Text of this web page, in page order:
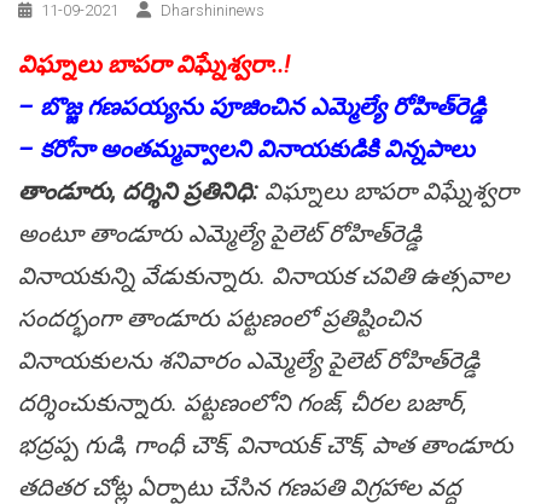
11-09-2021 Dharshininews
విఘ్నాలు బాప‌రా విఘ్నేశ్వ‌రా..!
– బొజ్జ గ‌ణ‌ప‌య్య‌ను పూజించిన ఎమ్మెల్యే రోహిత్‌రెడ్డి
– క‌రోనా అంత‌మ్మ‌వ్వాల‌ని వినాయ‌కుడికి విన్న‌పాలు
తాండూరు, ద‌ర్శిని ప్ర‌తినిధి: విఘ్నాలు బాప‌రా విఘ్నేశ్వ‌రా
అంటూ తాండూరు ఎమ్మెల్యే పైలెట్ రోహిత్‌రెడ్డి
వినాయ‌కున్ని వేడుకున్నారు. వినాయ‌క చ‌వితి ఉత్స‌వాల
సంద‌ర్భంగా తాండూరు ప‌ట్ట‌ణంలో ప్ర‌తిష్టించిన
వినాయ‌కుల‌ను శ‌నివారం ఎమ్మెల్యే పైలెట్ రోహిత్‌రెడ్డి
ద‌ర్శించుకున్నారు. పట్టణంలోని గంజ్, చీరల బజార్,
భద్రప్ప గుడి, గాంధీ చౌక్, వినాయక్ చౌక్, పాత తాండూరు
తదితర చోట్ల ఏర్పాటు చేసిన గణపతి విగ్రహాల వద్ద